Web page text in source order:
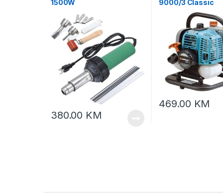
1500W
380.00 KM
9000/3 Classic
469.00 KM